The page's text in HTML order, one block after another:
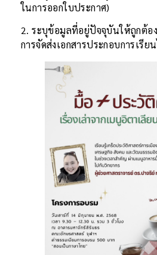
ในการออกใบประกาศ)
2. ระบุข้อมูลที่อยู่ปัจจุบันให้ถูกต้อ
การจัดส่งเอกสารประกอบการเรีย